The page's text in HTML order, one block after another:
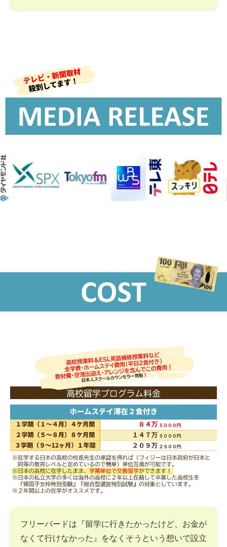
フリーバードは『留学に行きたかったけど、お金が
なくて行けなかった』をなくそうという想いで設立